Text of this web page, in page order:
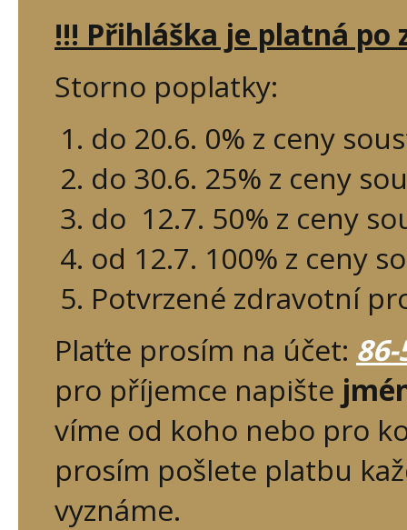
!!! Přihláška je platná po
Storno poplatky:
do 20.6. 0% z ceny
do 30.6. 25% z ceny
do 12.7. 50% z ceny
od 12.7. 100% z ceny
Potvrzené zdravotní
Plaťte prosím na účet:
pro příjemce napište
víme od koho nebo pro
prosím pošlete platbu
vyznáme.